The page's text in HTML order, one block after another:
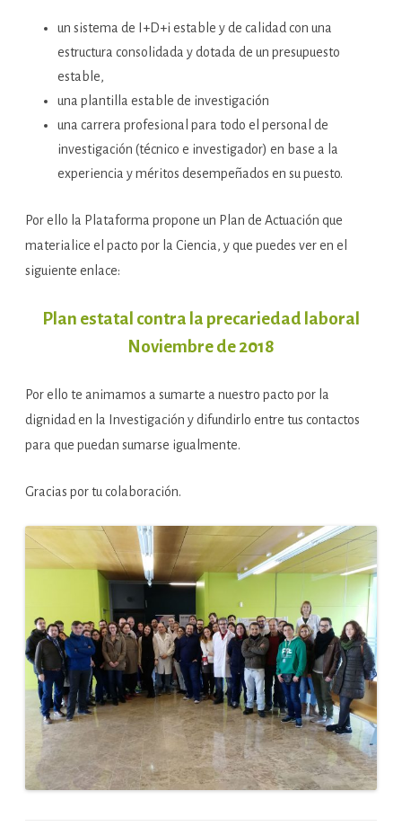
un sistema de I+D+i estable y de calidad con una
estructura consolidada y dotada de un presupuesto
estable,
una plantilla estable de investigación
una carrera profesional para todo el personal de
investigación (técnico e investigador) en base a la
experiencia y méritos desempeñados en su puesto.
Por ello la Plataforma propone un Plan de Actuación que
materialice el pacto por la Ciencia, y que puedes ver en el
siguiente enlace:
Plan estatal contra la precariedad laboral
Noviembre de 2018
Por ello te animamos a sumarte a nuestro pacto por la
dignidad en la Investigación y difundirlo entre tus contactos
para que puedan sumarse igualmente.
Gracias por tu colaboración.